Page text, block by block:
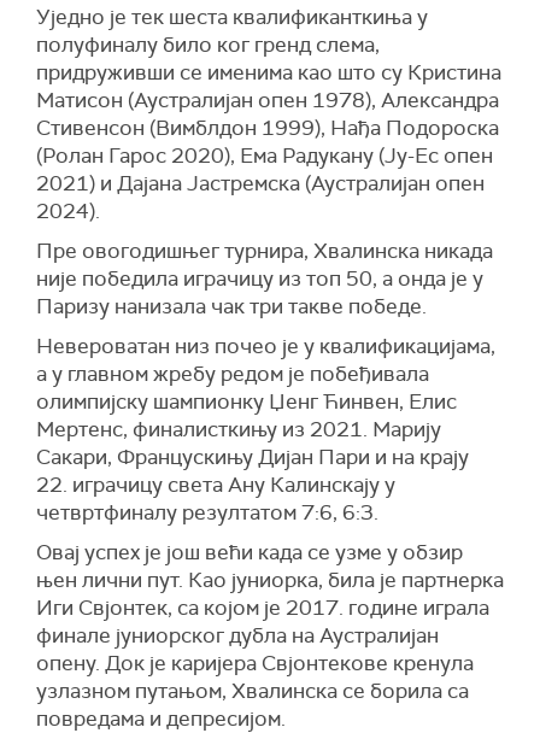
Уједно је тек шеста квалификанткиња у
полуфиналу било ког гренд слема,
придруживши се именима као што су Кристина
Матисон (Аустралијан опен 1978), Александра
Стивенсон (Вимблдон 1999), Нађа Подороска
(Ролан Гарос 2020), Ема Радукану (Ју-Ес опен
2021) и Дајана Јастремска (Аустралијан опен
2024).
Пре овогодишњег турнира, Хвалинска никада
није победила играчицу из топ 50, а онда је у
Паризу нанизала чак три такве победе.
Невероватан низ почео је у квалификацијама,
а у главном жребу редом је побеђивала
олимпијску шампионку Џенг Ћинвен, Елис
Мертенс, финалисткињу из 2021. Марију
Сакари, Францускињу Дијан Пари и на крају
22. играчицу света Ану Калинскају у
четвртфиналу резултатом 7:6, 6:3.
Овај успех је још већи када се узме у обзир
њен лични пут. Као јуниорка, била је партнерка
Иги Свјонтек, са којом је 2017. године играла
финале јуниорског дубла на Аустралијан
опену. Док је каријера Свјонтекове кренула
узлазном путањом, Хвалинска се борила са
повредама и депресијом.